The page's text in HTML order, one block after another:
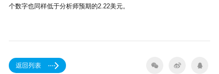
个数字也同样低于分析师预期的2.22美元。
返回列表